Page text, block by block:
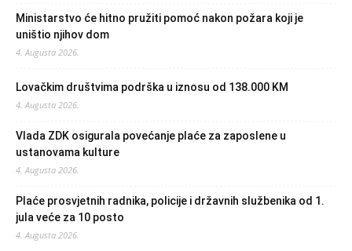
Ministarstvo će hitno pružiti pomoć nakon požara koji je
uništio njihov dom
4. Augusta 2026.
Lovačkim društvima podrška u iznosu od 138.000 KM
4. Augusta 2026.
Vlada ZDK osigurala povećanje plaće za zaposlene u
ustanovama kulture
4. Augusta 2026.
Plaće prosvjetnih radnika, policije i državnih službenika od 1.
jula veće za 10 posto
4. Augusta 2026.